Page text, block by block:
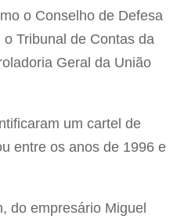
o Conselho de Defesa
Tribunal de Contas da
Geral da União
um cartel de
entre os anos de 1996 e
do empresário Miguel